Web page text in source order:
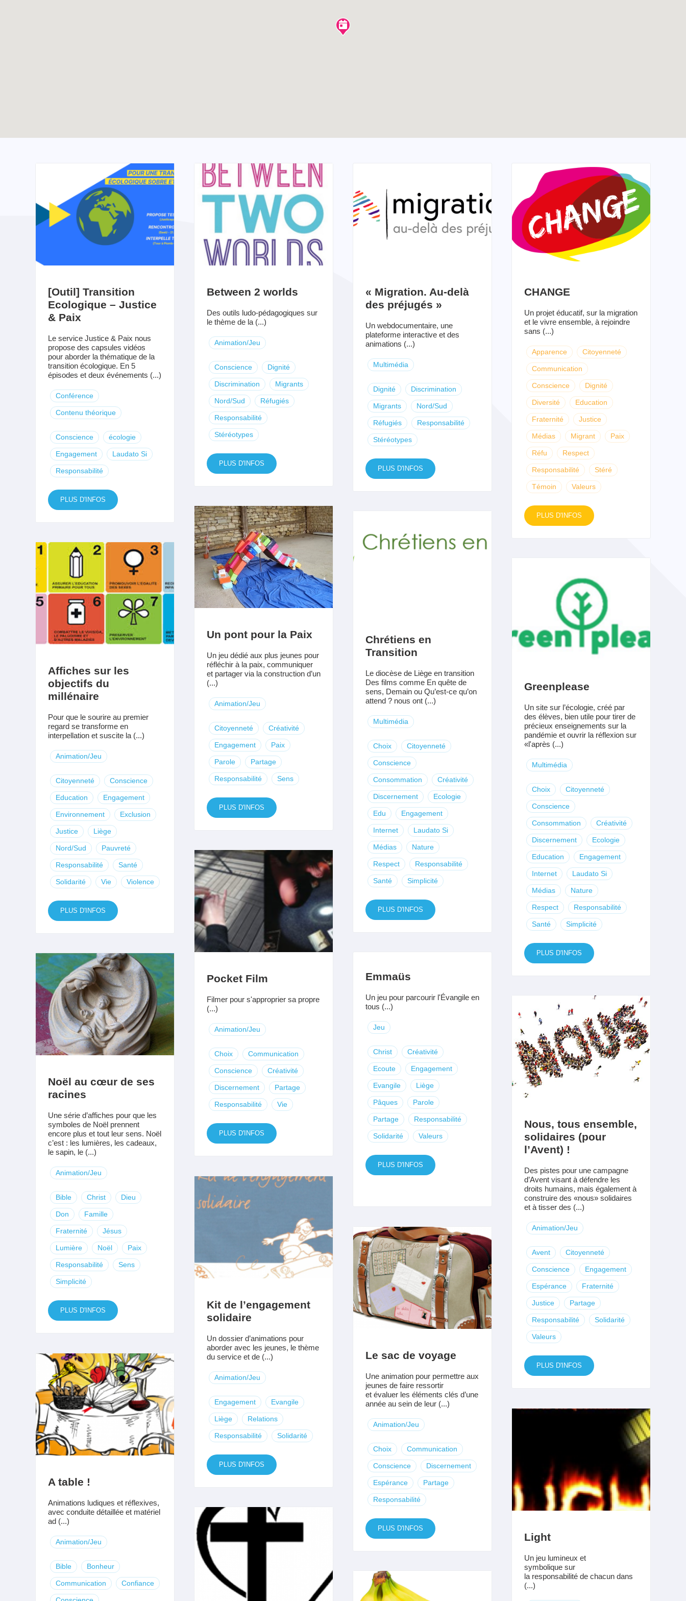
[Outil] Transition
Ecologique – Justice
& Paix
Le service Justice & Paix nous
propose des capsules vidéos
pour aborder la thématique de la
transition écologique. En 5
épisodes et deux événements (...)
Conférence
Contenu théorique
Conscience écologie
Engagement Laudato Si
Responsabilité
PLUS D'INFOS
Between 2 worlds
Des outils ludo-pédagogiques sur
le thème de la (...)
Animation/Jeu
Conscience Dignité
Discrimination Migrants
Nord/Sud Réfugiés
Responsabilité
Stéréotypes
PLUS D'INFOS
« Migration. Au-delà
des préjugés »
Un webdocumentaire, une
plateforme interactive et des
animations (...)
Multimédia
Dignité Discrimination
Migrants Nord/Sud
Réfugiés Responsabilité
Stéréotypes
PLUS D'INFOS
CHANGE
Un projet éducatif, sur la migration
et le vivre ensemble, à rejoindre
sans (...)
Apparence Citoyenneté
Communication
Conscience Dignité
Diversité Education
Fraternité Justice
Médias Migrant Paix
Réfu Respect
Responsabilité Stéré
Témoin Valeurs
PLUS D'INFOS
Un pont pour la Paix
Un jeu dédié aux plus jeunes pour
réfléchir à la paix, communiquer
et partager via la construction d’un
(...)
Animation/Jeu
Citoyenneté Créativité
Engagement Paix
Parole Partage
Responsabilité Sens
PLUS D'INFOS
Chrétiens en
Transition
Le diocèse de Liège en transition
Des films comme En quête de
sens, Demain ou Qu’est-ce qu’on
attend ? nous ont (...)
Multimédia
Choix Citoyenneté
Conscience
Consommation Créativité
Discernement Ecologie
Edu Engagement
Internet Laudato Si
Médias Nature
Respect Responsabilité
Santé Simplicité
PLUS D'INFOS
Affiches sur les
objectifs du
millénaire
Pour que le sourire au premier
regard se transforme en
interpellation et suscite la (...)
Animation/Jeu
Citoyenneté Conscience
Education Engagement
Environnement Exclusion
Justice Liège
Nord/Sud Pauvreté
Responsabilité Santé
Solidarité Vie Violence
PLUS D'INFOS
Greenplease
Un site sur l’écologie, créé par
des élèves, bien utile pour tirer de
précieux enseignements sur la
pandémie et ouvrir la réflexion sur
«l'après (...)
Multimédia
Choix Citoyenneté
Conscience
Consommation Créativité
Discernement Ecologie
Education Engagement
Internet Laudato Si
Médias Nature
Respect Responsabilité
Santé Simplicité
PLUS D'INFOS
Pocket Film
Filmer pour s'approprier sa propre
(...)
Animation/Jeu
Choix Communication
Conscience Créativité
Discernement Partage
Responsabilité Vie
PLUS D'INFOS
Emmaüs
Un jeu pour parcourir l'Évangile en
tous (...)
Jeu
Christ Créativité
Ecoute Engagement
Evangile Liège
Pâques Parole
Partage Responsabilité
Solidarité Valeurs
PLUS D'INFOS
Noël au cœur de ses
racines
Une série d’affiches pour que les
symboles de Noël prennent
encore plus et tout leur sens. Noël
c’est : les lumières, les cadeaux,
le sapin, le (...)
Animation/Jeu
Bible Christ Dieu
Don Famille
Fraternité Jésus
Lumière Noël Paix
Responsabilité Sens
Simplicité
PLUS D'INFOS
Nous, tous ensemble,
solidaires (pour
l’Avent) !
Des pistes pour une campagne
d’Avent visant à défendre les
droits humains, mais également à
construire des «nous» solidaires
et à tisser des (...)
Animation/Jeu
Avent Citoyenneté
Conscience Engagement
Espérance Fraternité
Justice Partage
Responsabilité Solidarité
Valeurs
PLUS D'INFOS
Kit de l’engagement
solidaire
Un dossier d’animations pour
aborder avec les jeunes, le thème
du service et de (...)
Animation/Jeu
Engagement Evangile
Liège Relations
Responsabilité Solidarité
PLUS D'INFOS
Le sac de voyage
Une animation pour permettre aux
jeunes de faire ressortir
et évaluer les éléments clés d’une
année au sein de leur (...)
Animation/Jeu
Choix Communication
Conscience Discernement
Espérance Partage
Responsabilité
PLUS D'INFOS
A table !
Animations ludiques et réflexives,
avec conduite détaillée et matériel
ad (...)
Animation/Jeu
Bible Bonheur
Communication Confiance
Light
Un jeu lumineux et
symbolique sur
la responsabilité de chacun dans
(...)